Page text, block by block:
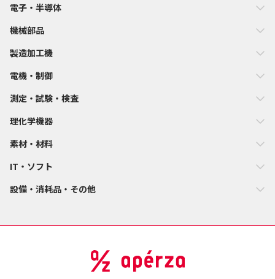
電子・半導体
機械部品
製造加工機
電機・制御
測定・試験・検査
理化学機器
素材・材料
IT・ソフト
設備・消耗品・その他